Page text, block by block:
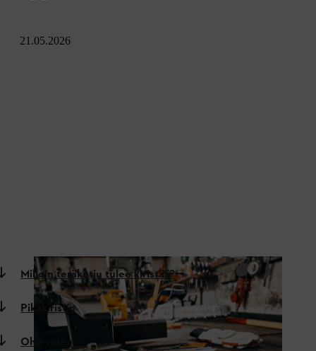
21.05.2026
Milloin teräketju tulee kiristää?
Pikakiristin
Ohjevideo